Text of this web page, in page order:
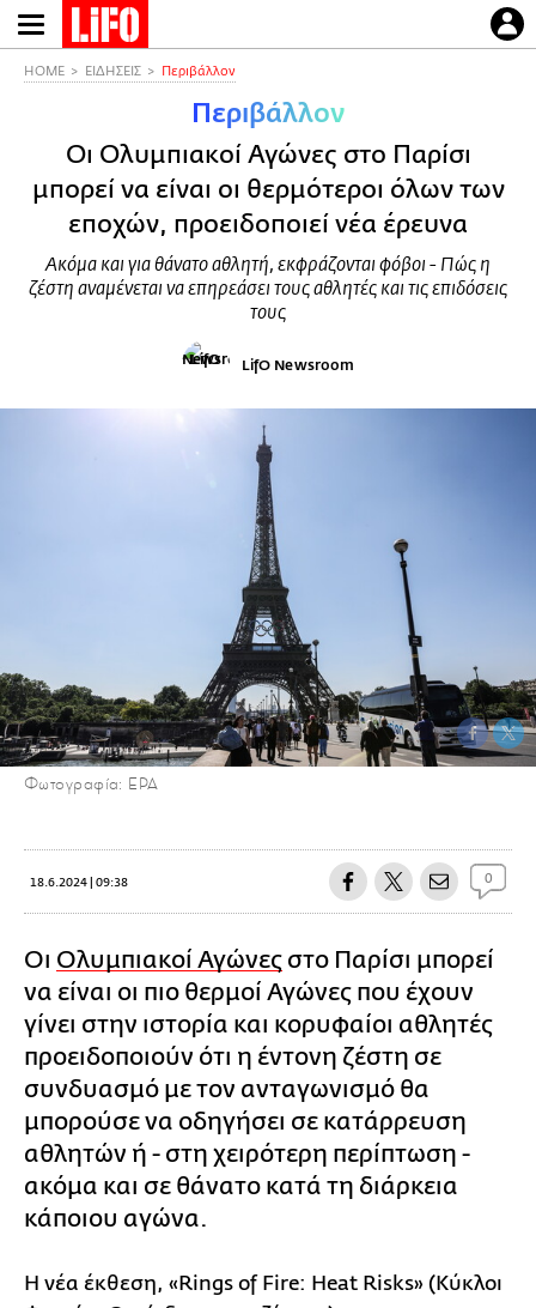
Παράκαμψη
προς
HOME ΕΙΔΗΣΕΙΣ Περιβάλλον
Περιβάλλον
Οι Ολυμπιακοί Αγώνες στο Παρίσι
μπορεί να είναι οι θερμότεροι όλων των
εποχών, προειδοποιεί νέα έρευνα
Ακόμα και για θάνατο αθλητή, εκφράζονται φόβοι - Πώς η
ζέστη αναμένεται να επηρεάσει τους αθλητές και τις επιδόσεις
τους
LifO Newsroom
Φωτογραφία: EPA
18.6.2024 | 09:38 0
Οι Ολυμπιακοί Αγώνες στο Παρίσι μπορεί
να είναι οι πιο θερμοί Αγώνες που έχουν
γίνει στην ιστορία και κορυφαίοι αθλητές
προειδοποιούν ότι η έντονη ζέστη σε
συνδυασμό με τον ανταγωνισμό θα
μπορούσε να οδηγήσει σε κατάρρευση
αθλητών ή - στη χειρότερη περίπτωση -
ακόμα και σε θάνατο κατά τη διάρκεια
κάποιου αγώνα.
Η νέα έκθεση, «Rings of Fire: Heat Risks» (Κύκλοι